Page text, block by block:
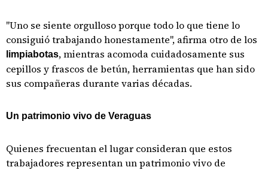
"Uno se siente orgulloso porque todo lo que tiene lo
consiguió trabajando honestamente", afirma otro de los
limpiabotas, mientras acomoda cuidadosamente sus
cepillos y frascos de betún, herramientas que han sido
sus compañeras durante varias décadas.
Un patrimonio vivo de Veraguas
Quienes frecuentan el lugar consideran que estos
trabajadores representan un patrimonio vivo de